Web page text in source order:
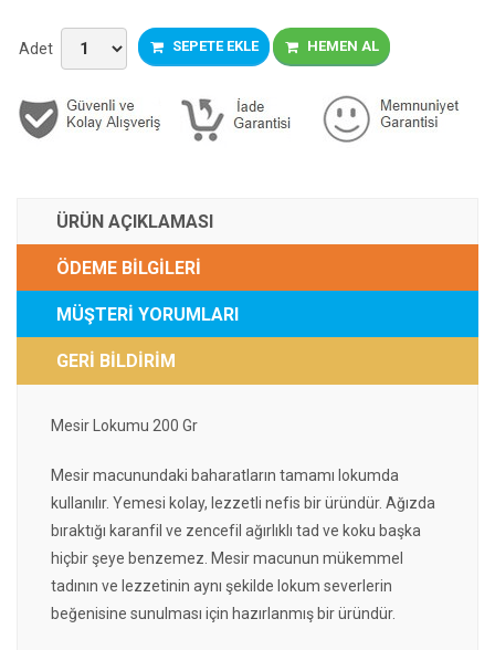
Adet SEPETE EKLE HEMEN AL
ÜRÜN AÇIKLAMASI
ÖDEME BİLGİLERİ
MÜŞTERİ YORUMLARI
GERİ BİLDİRİM
Mesir Lokumu 200 Gr
Mesir macunundaki baharatların tamamı lokumda
kullanılır. Yemesi kolay, lezzetli nefis bir üründür. Ağızda
bıraktığı karanfil ve zencefil ağırlıklı tad ve koku başka
hiçbir şeye benzemez. Mesir macunun mükemmel
tadının ve lezzetinin aynı şekilde lokum severlerin
beğenisine sunulması için hazırlanmış bir üründür.​